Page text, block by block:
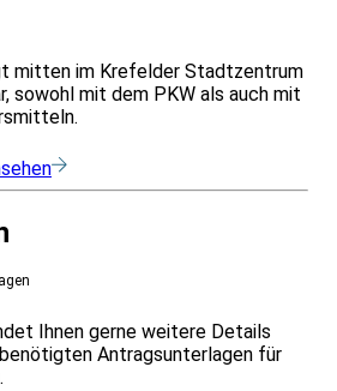
mitten im Krefelder Stadtzentrum
sowohl mit dem PKW als auch mit
Ihnen gerne weitere Details
Antragsunterlagen für